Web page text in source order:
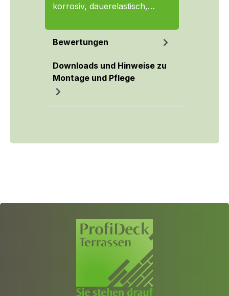
korrosiv, dauerelastisch,…
Bewertungen
Downloads und Hinweise zu
Montage und Pflege